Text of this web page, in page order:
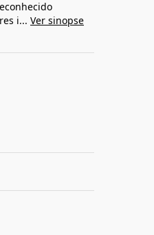
i... Ver sinopse